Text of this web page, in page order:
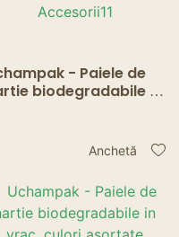
- Paiele de
biodegradabile in
dungi pentru sucuri
Anchetă